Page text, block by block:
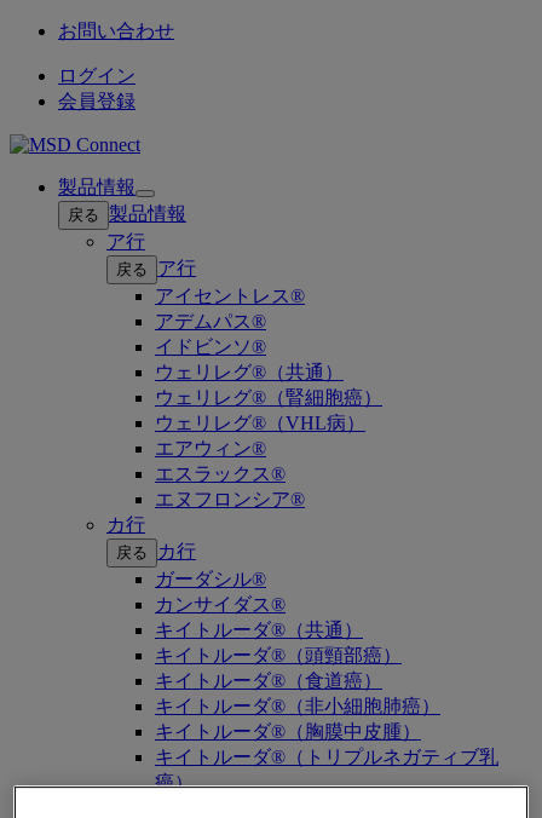
お問い合わせ
ログイン
会員登録
製品情報
Open
submenu
戻る 製品情報
ア行
戻る
ア行
アイセントレス®
アデムパス®
イドビンソ®
ウェリレグ®（共通）
ウェリレグ®（腎細胞癌）
ウェリレグ®（VHL病）
エアウィン®
エスラックス®
エヌフロンシア®
カ行
戻る
カ行
ガーダシル®
カンサイダス®
キイトルーダ®（共通）
キイトルーダ®（頭頸部癌）
キイトルーダ®（食道癌）
キイトルーダ®（非小細胞肺癌）
キイトルーダ®（胸膜中皮腫）
キイトルーダ®（トリプルネガティブ乳
癌）